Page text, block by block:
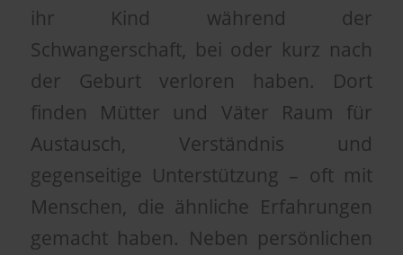
ihr Kind während der
Schwangerschaft, bei oder kurz nach
der Geburt verloren haben. Dort
finden Mütter und Väter Raum für
Austausch, Verständnis und
gegenseitige Unterstützung – oft mit
Menschen, die ähnliche Erfahrungen
gemacht haben. Neben persönlichen